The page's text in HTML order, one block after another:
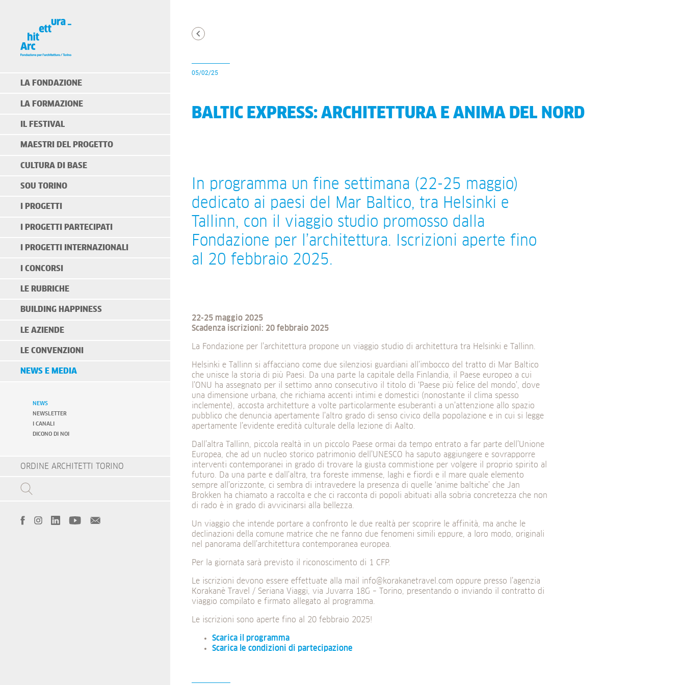
LA FONDAZIONE
LA FORMAZIONE
IL FESTIVAL
MAESTRI DEL PROGETTO
CULTURA DI BASE
SOU TORINO
I PROGETTI
I PROGETTI PARTECIPATI
I PROGETTI INTERNAZIONALI
I CONCORSI
LE RUBRICHE
BUILDING HAPPINESS
LE AZIENDE
LE CONVENZIONI
NEWS E MEDIA
NEWS
NEWSLETTER
I CANALI
DICONO DI NOI
ORDINE ARCHITETTI TORINO
05/02/25
BALTIC EXPRESS: ARCHITETTURA E ANIMA DEL NORD
In programma un fine settimana (22-25 maggio)
dedicato ai paesi del Mar Baltico, tra Helsinki e
Tallinn, con il viaggio studio promosso dalla
Fondazione per l’architettura. Iscrizioni aperte fino
al 20 febbraio 2025.
22-25 maggio 2025
Scadenza iscrizioni: 20 febbraio 2025
La Fondazione per l’architettura propone un viaggio studio di architettura tra Helsinki e Tallinn.
Helsinki e Tallinn si affacciano come due silenziosi guardiani all’imbocco del tratto di Mar Baltico
che unisce la storia di più Paesi. Da una parte la capitale della Finlandia, il Paese europeo a cui
l’ONU ha assegnato per il settimo anno consecutivo il titolo di ‘Paese più felice del mondo’, dove
una dimensione urbana, che richiama accenti intimi e domestici (nonostante il clima spesso
inclemente), accosta architetture a volte particolarmente esuberanti a un’attenzione allo spazio
pubblico che denuncia apertamente l’altro grado di senso civico della popolazione e in cui si legge
apertamente l’evidente eredità culturale della lezione di Aalto.
Dall’altra Tallinn, piccola realtà in un piccolo Paese ormai da tempo entrato a far parte dell’Unione
Europea, che ad un nucleo storico patrimonio dell’UNESCO ha saputo aggiungere e sovrapporre
interventi contemporanei in grado di trovare la giusta commistione per volgere il proprio spirito al
futuro. Da una parte e dall’altra, tra foreste immense, laghi e fiordi e il mare quale elemento
sempre all’orizzonte, ci sembra di intravedere la presenza di quelle ‘anime baltiche’ che Jan
Brokken ha chiamato a raccolta e che ci racconta di popoli abituati alla sobria concretezza che non
di rado è in grado di avvicinarsi alla bellezza.
Un viaggio che intende portare a confronto le due realtà per scoprire le affinità, ma anche le
declinazioni della comune matrice che ne fanno due fenomeni simili eppure, a loro modo, originali
nel panorama dell’architettura contemporanea europea.
Per la giornata sarà previsto il riconoscimento di 1 CFP.
Le iscrizioni devono essere effettuate alla mail info@korakanetravel.com oppure presso l’agenzia
Korakanè Travel / Seriana Viaggi, via Juvarra 18G – Torino, presentando o inviando il contratto di
viaggio compilato e firmato allegato al programma.
Le iscrizioni sono aperte fino al 20 febbraio 2025!
Scarica il programma
Scarica le condizioni di partecipazione